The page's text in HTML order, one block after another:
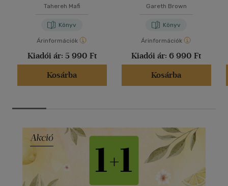
Tahereh Mafi
Könyv
Árinformációk
Kiadói ár: 5 990 Ft
Kosárba
Gareth Brown
Könyv
Árinformációk
Kiadói ár: 6 990 Ft
Kosárba